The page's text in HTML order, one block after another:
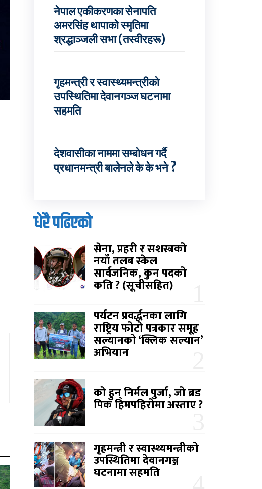
नेपाल एकीकरणका सेनापति
अमरसिंह थापाको स्मृतिमा
श्रद्धाञ्जली सभा (तस्वीरहरू)
गृहमन्त्री र स्वास्थ्यमन्त्रीको
उपस्थितिमा देवानगञ्ज घटनामा
सहमति
देशवासीका नाममा सम्बोधन गर्दै
प्रधानमन्त्री बालेनले के के भने ?
धेरै पढिएको
सेना, प्रहरी र सशस्त्रको
नयाँ तलब स्केल
सार्वजनिक, कुन पदको
कति ? (सूचीसहित)
पर्यटन प्रवर्द्धनका लागि
राष्ट्रिय फोटो पत्रकार समूह
सल्यानको ‘क्लिक सल्यान’
अभियान
को हुन् निर्मल पुर्जा, जो ब्रड
पिक हिमपहिरोमा अस्ताए ?
गृहमन्त्री र स्वास्थ्यमन्त्रीको
उपस्थितिमा देवानगञ्ज
घटनामा सहमति